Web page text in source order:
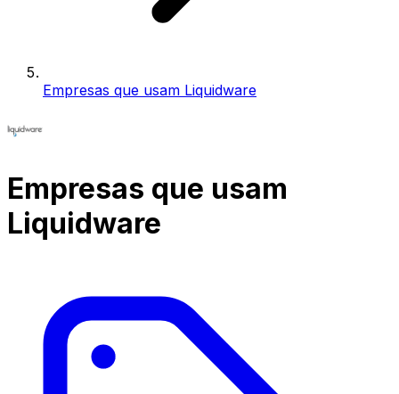
Empresas que usam Liquidware
Empresas que usam
Liquidware